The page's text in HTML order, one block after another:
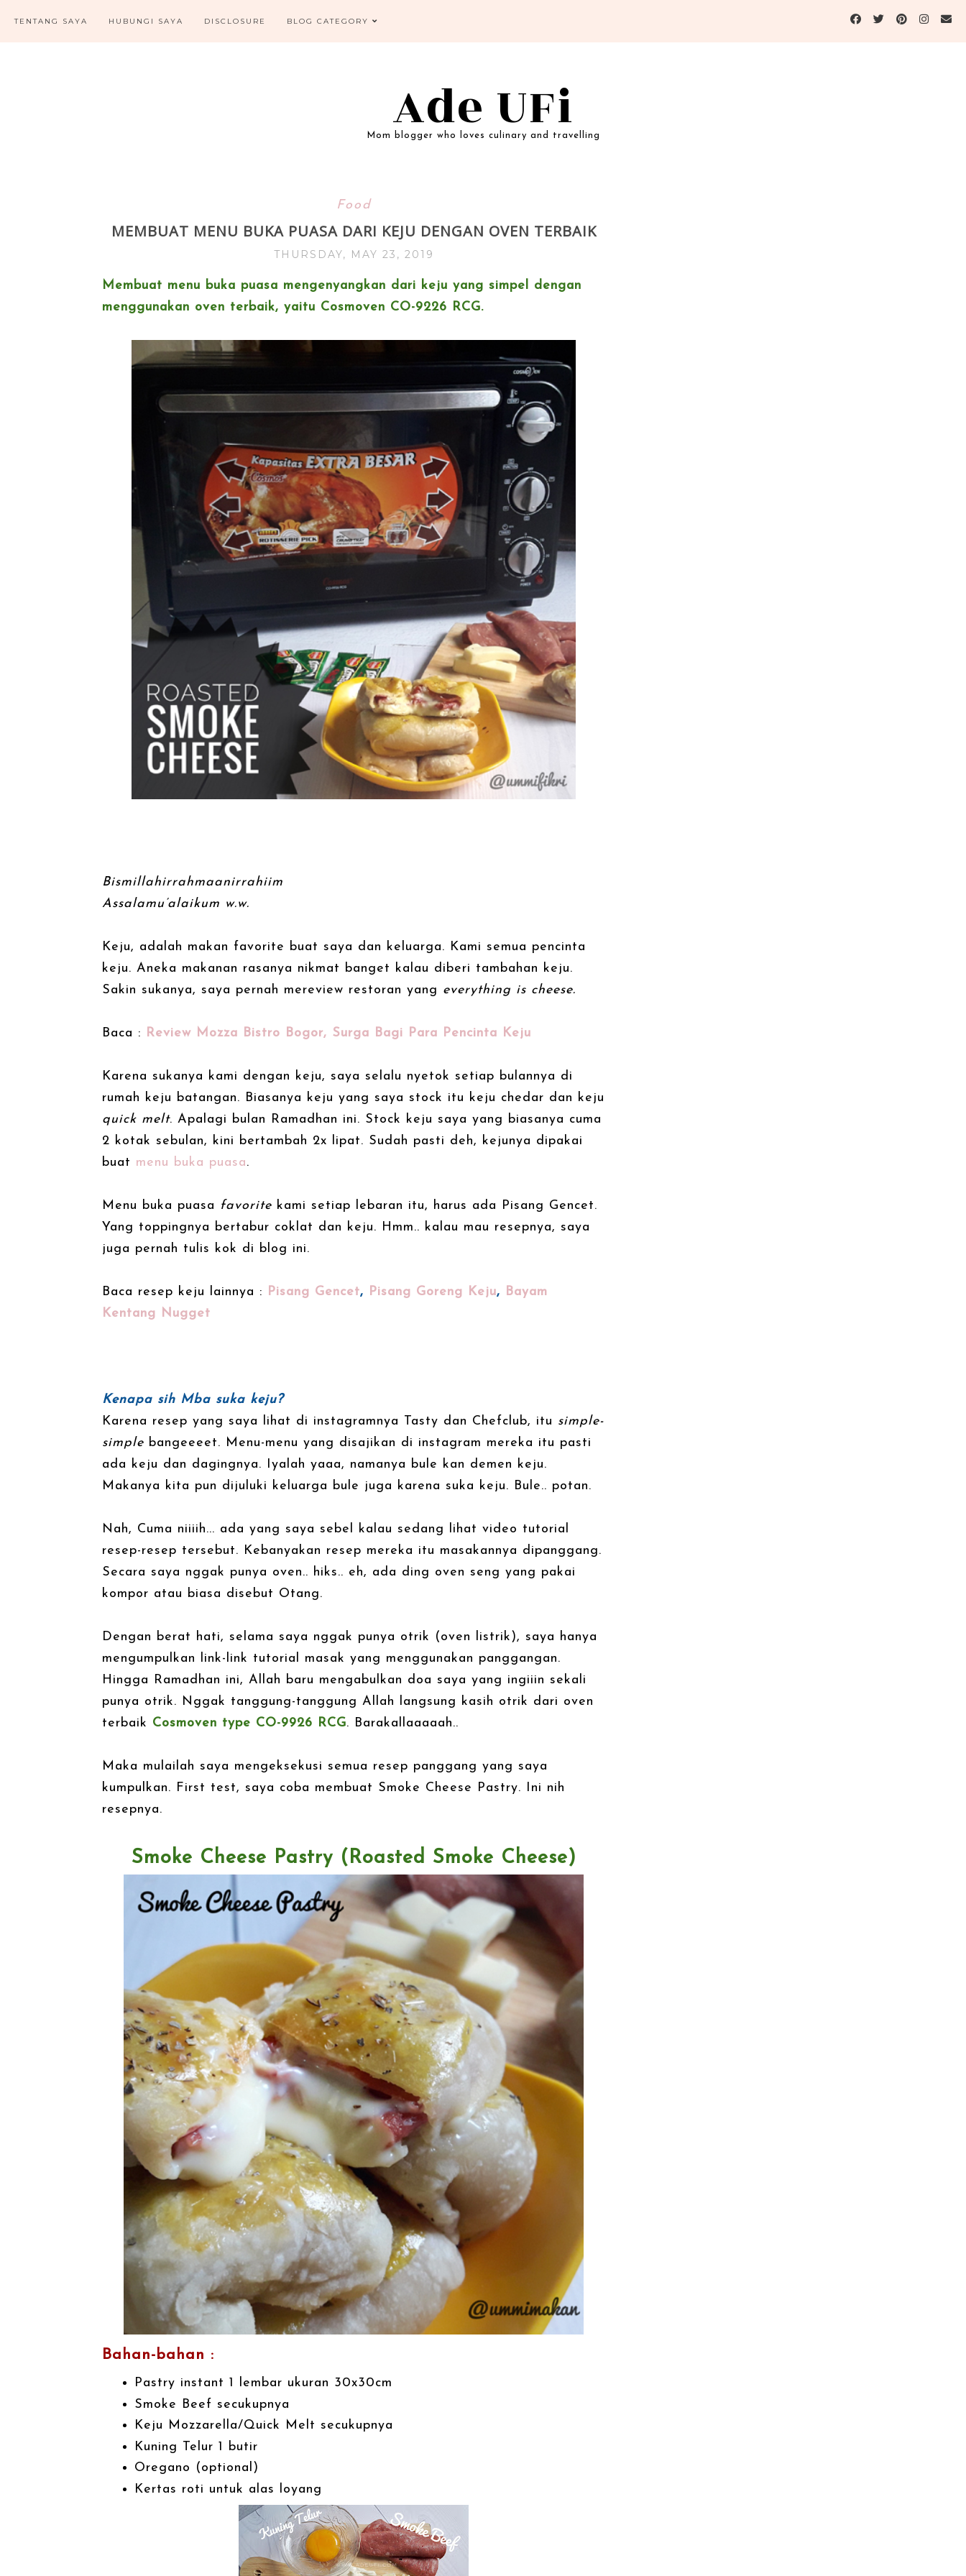
TENTANG SAYA HUBUNGI SAYA DISCLOSURE BLOG CATEGORY
Ade UFi
Mom blogger who loves culinary and travelling
Food
MEMBUAT MENU BUKA PUASA DARI KEJU DENGAN OVEN TERBAIK
THURSDAY, MAY 23, 2019
Membuat menu buka puasa mengenyangkan dari keju yang simpel dengan
menggunakan oven terbaik, yaitu Cosmoven CO-9226 RCG.
Bismillahirrahmaanirrahiim
Assalamu’alaikum w.w.
Keju, adalah makan favorite buat saya dan keluarga. Kami semua pencinta
keju. Aneka makanan rasanya nikmat banget kalau diberi tambahan keju.
Sakin sukanya, saya pernah mereview restoran yang everything is cheese.
Baca : Review Mozza Bistro Bogor, Surga Bagi Para Pencinta Keju
Karena sukanya kami dengan keju, saya selalu nyetok setiap bulannya di
rumah keju batangan. Biasanya keju yang saya stock itu keju chedar dan keju
quick melt. Apalagi bulan Ramadhan ini. Stock keju saya yang biasanya cuma
2 kotak sebulan, kini bertambah 2x lipat. Sudah pasti deh, kejunya dipakai
buat menu buka puasa.
Menu buka puasa favorite kami setiap lebaran itu, harus ada Pisang Gencet.
Yang toppingnya bertabur coklat dan keju. Hmm.. kalau mau resepnya, saya
juga pernah tulis kok di blog ini.
Baca resep keju lainnya : Pisang Gencet, Pisang Goreng Keju, Bayam
Kentang Nugget
Kenapa sih Mba suka keju?
Karena resep yang saya lihat di instagramnya Tasty dan Chefclub, itu simple-
simple bangeeeet. Menu-menu yang disajikan di instagram mereka itu pasti
ada keju dan dagingnya. Iyalah yaaa, namanya bule kan demen keju.
Makanya kita pun dijuluki keluarga bule juga karena suka keju. Bule.. potan.
Nah, Cuma niiiih... ada yang saya sebel kalau sedang lihat video tutorial
resep-resep tersebut. Kebanyakan resep mereka itu masakannya dipanggang.
Secara saya nggak punya oven.. hiks.. eh, ada ding oven seng yang pakai
kompor atau biasa disebut Otang.
Dengan berat hati, selama saya nggak punya otrik (oven listrik), saya hanya
mengumpulkan link-link tutorial masak yang menggunakan panggangan.
Hingga Ramadhan ini, Allah baru mengabulkan doa saya yang ingiiin sekali
punya otrik. Nggak tanggung-tanggung Allah langsung kasih otrik dari oven
terbaik Cosmoven type CO-9926 RCG. Barakallaaaaah..
Maka mulailah saya mengeksekusi semua resep panggang yang saya
kumpulkan. First test, saya coba membuat Smoke Cheese Pastry. Ini nih
resepnya.
Smoke Cheese Pastry ( Roasted Smoke Cheese)
Bahan-bahan :
Pastry instant 1 lembar ukuran 30x30cm
Smoke Beef secukupnya
Keju Mozzarella/Quick Melt secukupnya
Kuning Telur 1 butir
Oregano (optional)
Kertas roti untuk alas loyang